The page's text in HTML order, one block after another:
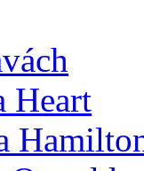
Heart